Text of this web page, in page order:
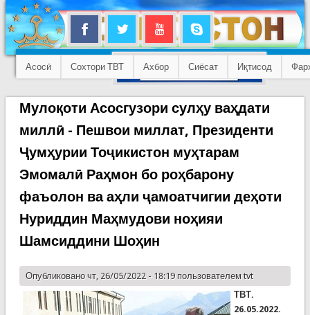
Асосӣ Сохтори ТВТ Ахбор Сиёсат Иқтисод
Мулоқоти Асосгузори сулҳу ваҳдати
миллӣ - Пешвои миллат, Президенти
Ҷумҳурии Тоҷикистон муҳтарам
Эмомалӣ Раҳмон бо роҳбарону
фаъолон ва аҳли ҷамоатчигии деҳоти
Нуриддин Маҳмудови ноҳияи
Шамсиддини Шоҳин
Опубликовано чт, 26/05/2022 - 18:19 пользователем tvt
ТВТ.
26.05.2022.